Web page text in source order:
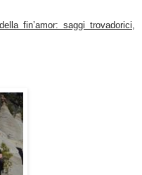
fin’amor: saggi trovadorici